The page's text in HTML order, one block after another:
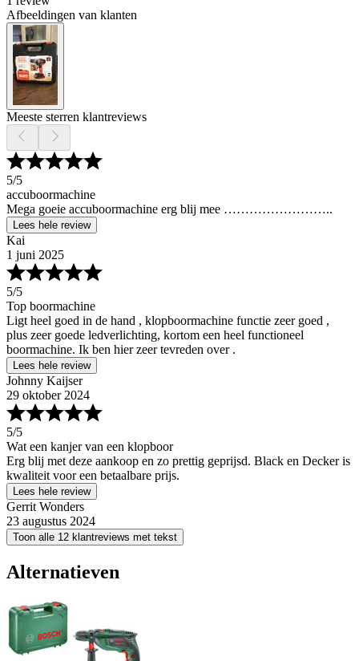
Afbeeldingen van klanten
Meeste sterren klantreviews
5/5
accuboormachine
Mega goeie accuboormachine erg blij mee ……………………..
Lees hele review
Kai
1 juni 2025
5/5
Top boormachine
Ligt heel goed in de hand , klopboormachine functie zeer goed ,
plus zeer goede ledverlichting, kortom een heel functioneel
boormachine. Ik ben hier zeer tevreden over .
Lees hele review
Johnny Kaijser
29 oktober 2024
5/5
Wat een kanjer van een klopboor
Erg blij met deze aankoop en zo prettig geprijsd. Black en Decker is
kwaliteit voor een betaalbare prijs.
Lees hele review
Gerrit Wonders
23 augustus 2024
Toon alle 12 klantreviews met tekst
Alternatieven